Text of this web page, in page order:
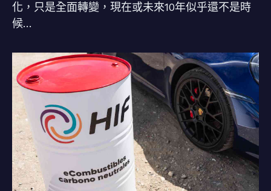
化，只是全面轉變，現在或未來10年似乎還不是時
候…